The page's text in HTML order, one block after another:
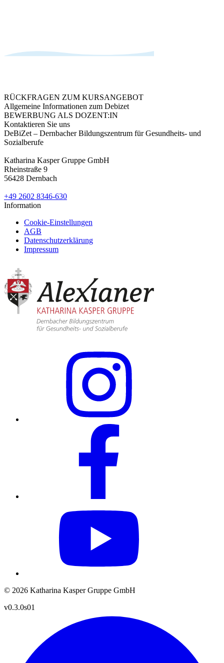
RÜCKFRAGEN ZUM KURSANGEBOT
Allgemeine Informationen zum Debizet
BEWERBUNG ALS DOZENT:IN
Kontaktieren Sie uns
DeBiZet – Dernbacher Bildungszentrum für Gesundheits- und
Sozialberufe
Katharina Kasper Gruppe GmbH
Rheinstraße 9
56428 Dernbach
+49 2602 8346-630
Information
Cookie-Einstellungen
AGB
Datenschutzerklärung
Impressum
© 2026 Katharina Kasper Gruppe GmbH
v0.3.0s01